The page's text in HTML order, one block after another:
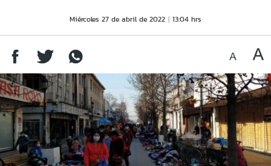
Miércoles 27 de abril de 2022 13:04 hrs